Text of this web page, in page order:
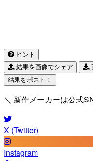
ヒント
結果を画像でシェア
結果をポスト！
＼ 新作メーカーは公式
X (Twitter)
Instagram